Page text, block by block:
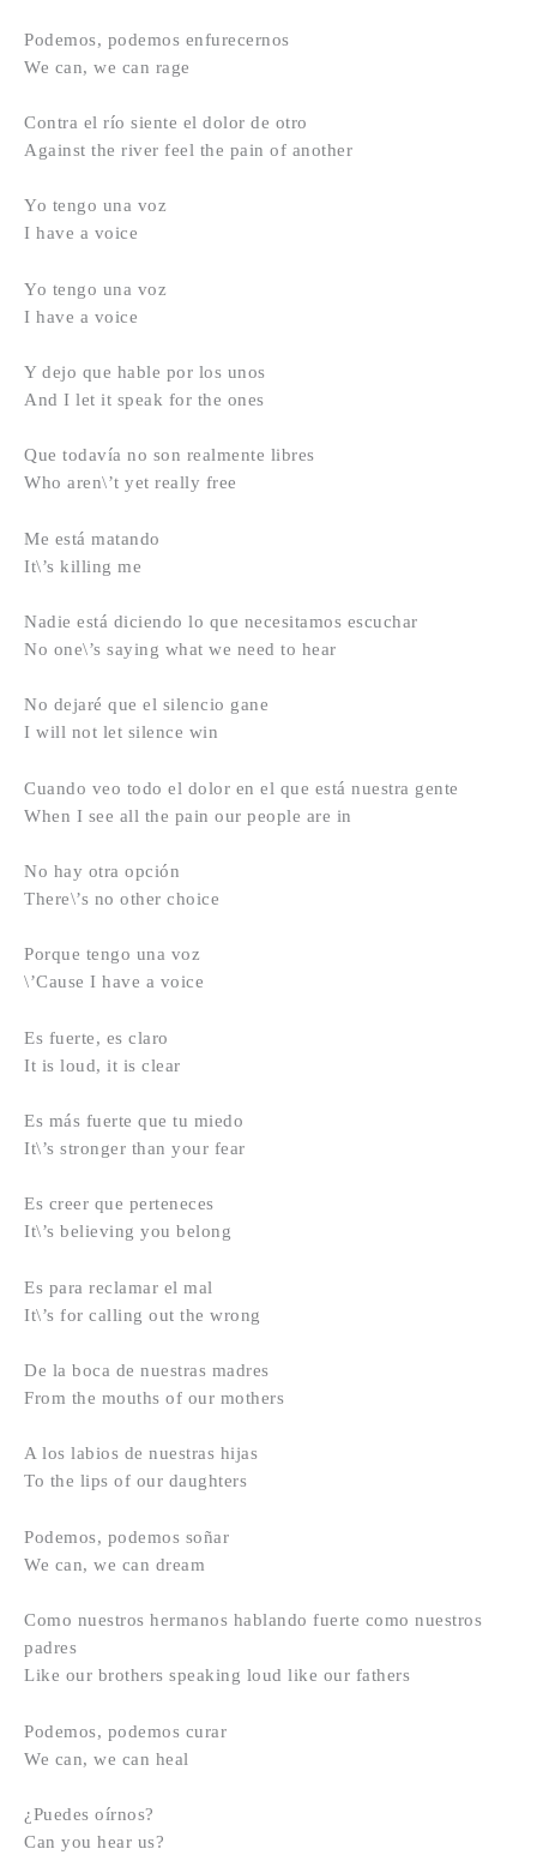
Podemos, podemos enfurecernos
We can, we can rage
Contra el río siente el dolor de otro
Against the river feel the pain of another
Yo tengo una voz
I have a voice
Yo tengo una voz
I have a voice
Y dejo que hable por los unos
And I let it speak for the ones
Que todavía no son realmente libres
Who aren\’t yet really free
Me está matando
It\’s killing me
Nadie está diciendo lo que necesitamos escuchar
No one\’s saying what we need to hear
No dejaré que el silencio gane
I will not let silence win
Cuando veo todo el dolor en el que está nuestra gente
When I see all the pain our people are in
No hay otra opción
There\’s no other choice
Porque tengo una voz
\’Cause I have a voice
Es fuerte, es claro
It is loud, it is clear
Es más fuerte que tu miedo
It\’s stronger than your fear
Es creer que perteneces
It\’s believing you belong
Es para reclamar el mal
It\’s for calling out the wrong
De la boca de nuestras madres
From the mouths of our mothers
A los labios de nuestras hijas
To the lips of our daughters
Podemos, podemos soñar
We can, we can dream
Como nuestros hermanos hablando fuerte como nuestros
padres
Like our brothers speaking loud like our fathers
Podemos, podemos curar
We can, we can heal
¿Puedes oírnos?
Can you hear us?